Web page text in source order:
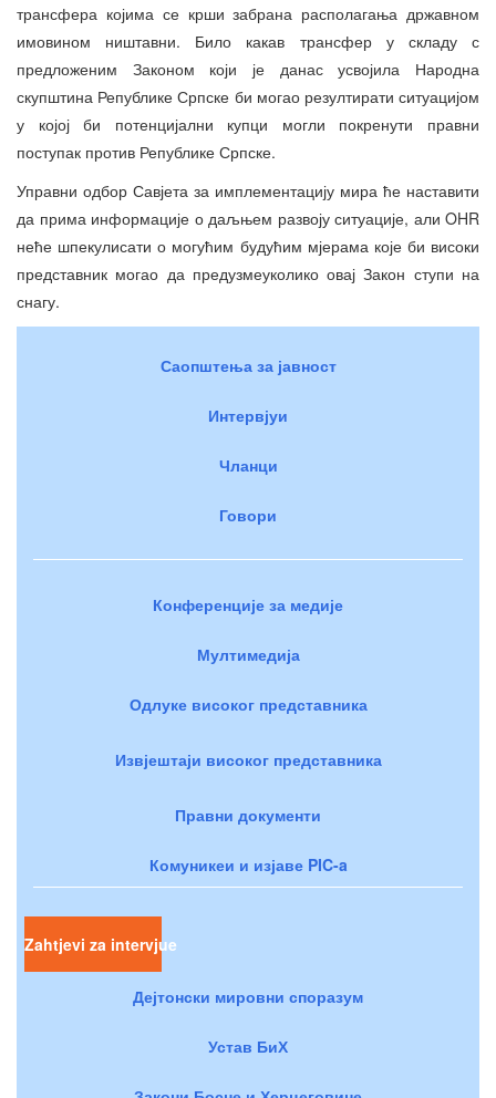
трансфера којима се крши забрана располагања државном
имовином ништавни. Било какав трансфер у складу с
предложеним Законом који је данас усвојила Народна
скупштина Републике Српске би могао резултирати ситуацијом
у којој би потенцијални купци могли покренути правни
поступак против Републике Српске.
Управни одбор Савјета за имплементацију мира ће наставити
да прима информације о даљњем развоју ситуације, али OHR
неће шпекулисати о могућим будућим мјерама које би високи
представник могао да предузмеуколико овај Закон ступи на
снагу.
Саопштења за јавност
Интервјуи
Чланци
Говори
Конференције за медије
Мултимедија
Одлуке високог представника
Извјештаји високог представника
Правни документи
Комуникеи и изјаве PIC-a
Zahtjevi za intervjue
Дејтонски мировни споразум
Устав БиХ